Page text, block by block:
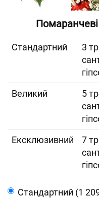
Cтандартний
3
Великий
5
Ексклюзивний
7
Cтандартний (1